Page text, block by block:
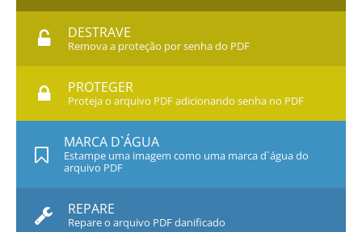
DESTRAVE
Remova a proteção por senha do PDF
PROTEGER
Proteja o arquivo PDF adicionando senha no PDF
MARCA D`ÁGUA
Estampe uma imagem como uma marca d`água do
arquivo PDF
REPARE
Repare o arquivo PDF danificado